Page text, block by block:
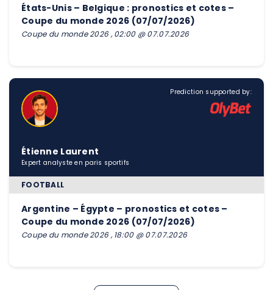
États-Unis – Belgique : pronostics et cotes –
Coupe du monde 2026 (07/07/2026)
Coupe du monde 2026 , 02:00 @ 07.07.2026
Prediction supported by:
Étienne Laurent
Expert analyste en paris sportifs
FOOTBALL
Argentine – Égypte – pronostics et cotes –
Coupe du monde 2026 (07/07/2026)
Coupe du monde 2026 , 18:00 @ 07.07.2026